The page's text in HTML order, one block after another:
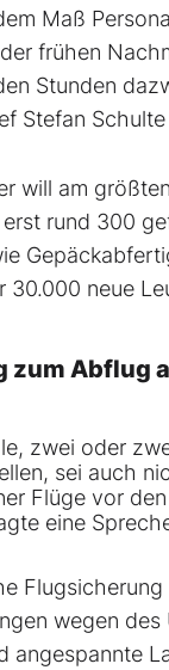
Maß
frühen
Stunden
Stefan
will am
rund 300
30.000 neue
zum Abflug
zwei oder
sei auch
Flüge vor
eine
wegen
angespannte